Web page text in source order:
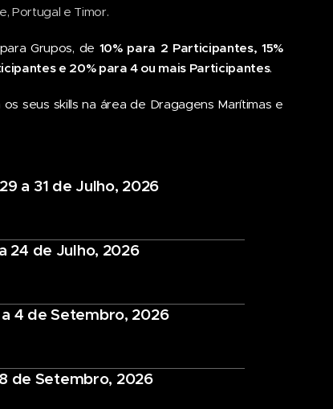
Portugal e Timor.
Grupos, de 10% para 2 Participantes, 15%
e 20% para 4 ou mais Participantes.
os seus skills na área de Dragagens Marítimas e
29 a 31 de Julho, 2026
24 de Julho, 2026
a 4 de Setembro, 2026
de Setembro, 2026